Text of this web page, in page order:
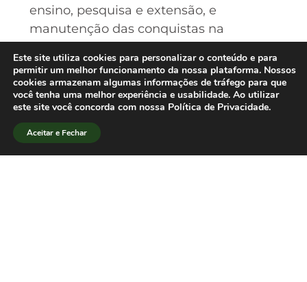
ensino, pesquisa e extensão, e
manutenção das conquistas na
do jornalismo quando da reelaboração
dos padrões de qualidade para
autorização e reconhecimento de
cursos, prevista para 2005.
[/lang_pt]
Este site utiliza cookies para personalizar o conteúdo e para
permitir um melhor funcionamento da nossa plataforma. Nossos
cookies armazenam algumas informações de tráfego para que
você tenha uma melhor experiência e usabilidade. Ao utilizar
este site você concorda com nossa Política de Privacidade.
Aceitar e Fechar